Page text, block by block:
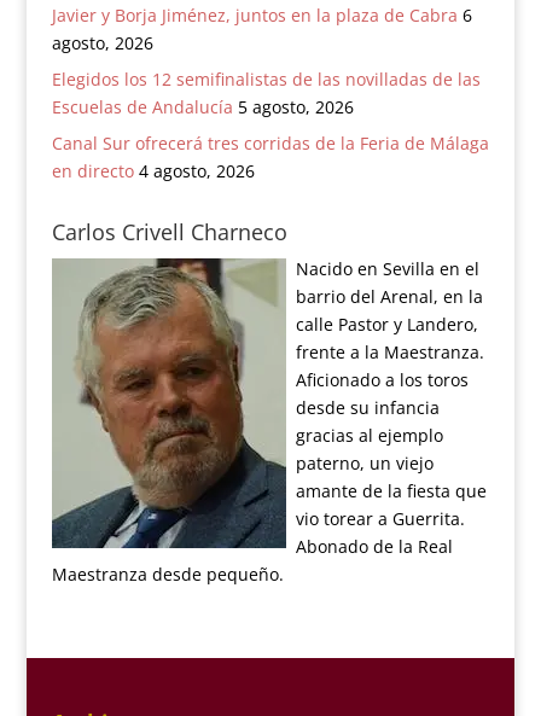
Javier y Borja Jiménez, juntos en la plaza de Cabra 6
agosto, 2026
Elegidos los 12 semifinalistas de las novilladas de las
Escuelas de Andalucía 5 agosto, 2026
Canal Sur ofrecerá tres corridas de la Feria de Málaga
en directo 4 agosto, 2026
Carlos Crivell Charneco
Nacido en Sevilla en el
barrio del Arenal, en la
calle Pastor y Landero,
frente a la Maestranza.
Aficionado a los toros
desde su infancia
gracias al ejemplo
paterno, un viejo
amante de la fiesta que
vio torear a Guerrita.
Abonado de la Real
Maestranza desde pequeño.